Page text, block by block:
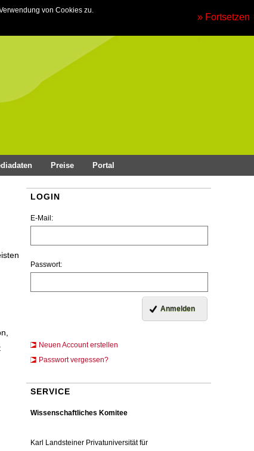
von Cookies zu.
» Fortsetzen
Preise Portal
LOGIN
E-Mail:
Passwort:
Neuen Account erstellen
Passwort vergessen?
SERVICE
Wissenschaftliches Komitee
Karl Landsteiner Privatuniversität für